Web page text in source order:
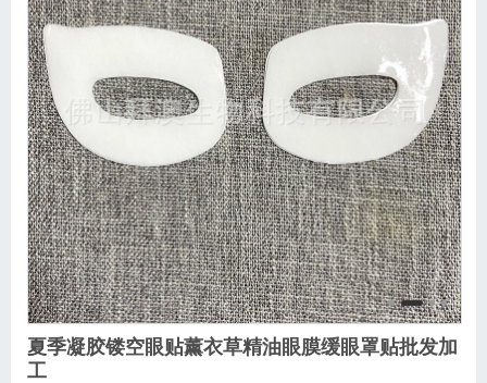
夏季凝胶镂空眼贴薰衣草精油眼膜缓眼罩贴批发加
工